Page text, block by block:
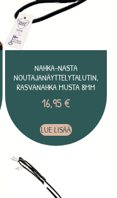
NAHKA-NASTA
NOUTAJANÄYTTELYTALUTIN,
RASVANAHKA MUSTA 8MM
16,95€
LUE LISÄÄ